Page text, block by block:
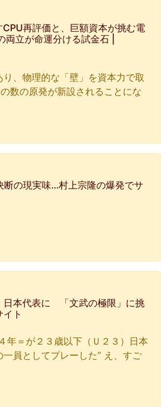
再評価と、巨額資本が挑む電
立が命運分ける試金石 |
、物理的な「壁」を資本力で取
数の原発が新設されることにな
断の現実味…村上宗隆の爆発でサ
日本代表に 「文武の極限」に挑
ト
年＝が２３歳以下（Ｕ２３）日本
員としてプレーした” え、すご